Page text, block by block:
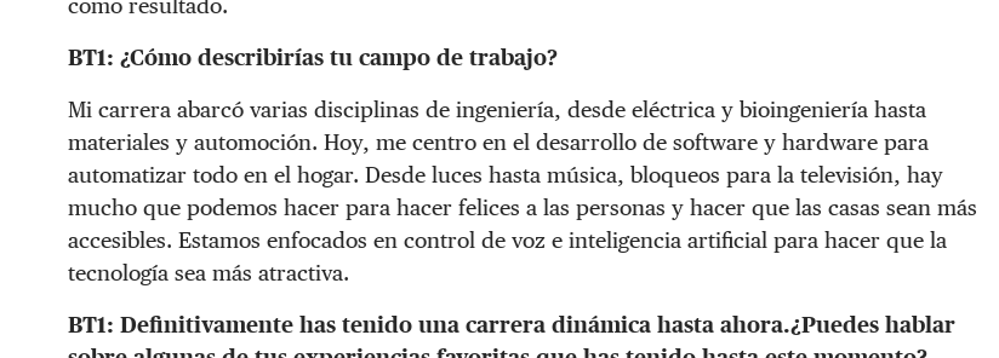
como resultado.
BT1: ¿Cómo describirías tu campo de trabajo?
Mi carrera abarcó varias disciplinas de ingeniería, desde eléctrica y bioingeniería hasta
materiales y automoción. Hoy, me centro en el desarrollo de software y hardware para
automatizar todo en el hogar. Desde luces hasta música, bloqueos para la televisión, hay
mucho que podemos hacer para hacer felices a las personas y hacer que las casas sean más
accesibles. Estamos enfocados en control de voz e inteligencia artificial para hacer que la
tecnología sea más atractiva.
BT1: Definitivamente has tenido una carrera dinámica hasta ahora.¿Puedes hablar